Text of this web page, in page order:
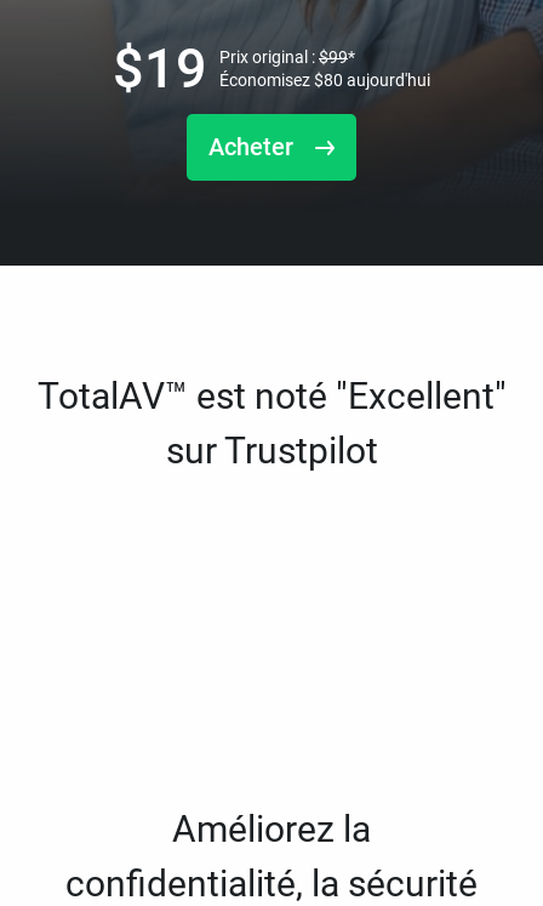
Acheter
$19 Prix original :$99*
Économisez$80 aujourd'hui
TotalAV™ est noté "Excellent"
sur Trustpilot
Améliorez la
confidentialité, la sécurité